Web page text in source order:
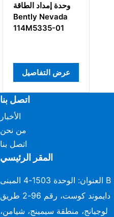
وحدة إمداد الطاقة
Bently Nevada
114M5335-01
عرض التفاصيل
اتصل بنا
الأخبار
من نحن
اتصل بنا
المقر الرئيسي
العنوان: الوحدة 1503-4 المبنى B
دايموند كوست، رقم 96-2 طريق
لوجيانج، منطقة سيمينج، شيامن،